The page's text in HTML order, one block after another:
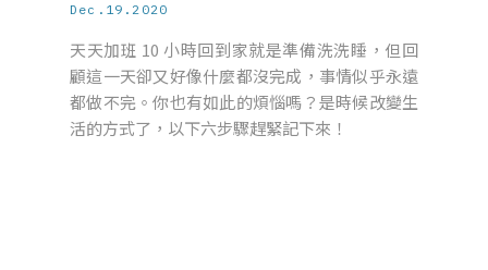
Dec.19.2020
天天加班 10 小時回到家就是準備洗洗睡，但回
顧這一天卻又好像什麼都沒完成，事情似乎永遠
都做不完。你也有如此的煩惱嗎？是時候改變生
活的方式了，以下六步驟趕緊記下來！